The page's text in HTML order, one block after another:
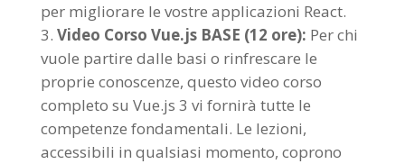
per migliorare le vostre applicazioni React.
Video Corso Vue.js BASE (12 ore): Per chi
vuole partire dalle basi o rinfrescare le
proprie conoscenze, questo video corso
completo su Vue.js 3 vi fornirà tutte le
competenze fondamentali. Le lezioni,
accessibili in qualsiasi momento, coprono